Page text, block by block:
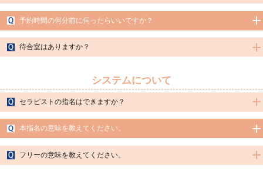
A.施術するセラピスト以外の者と顔を合わせることは原則ありませんので、ご安心
ください。予約時間の何分前に伺ったらいいですか？
A.お部屋の準備などございますので、予約時間ちょうどにお越しいただけますよう
お願い申し上げます。
待合室はありますか？
システムについて
セラピストの指名はできますか？
A.初めての方でも指名は可能です。ご希望のセラピストをご予約時にお申し付けく
ださい。
※状況によってはご指名をお受け出来ない場合もございます。ご了承くださいま
せ。
本指名の意味を教えてください。
A.同じセラピストで2回目以降に施術をされる場合が本指名となります。
フリーの意味を教えてください。